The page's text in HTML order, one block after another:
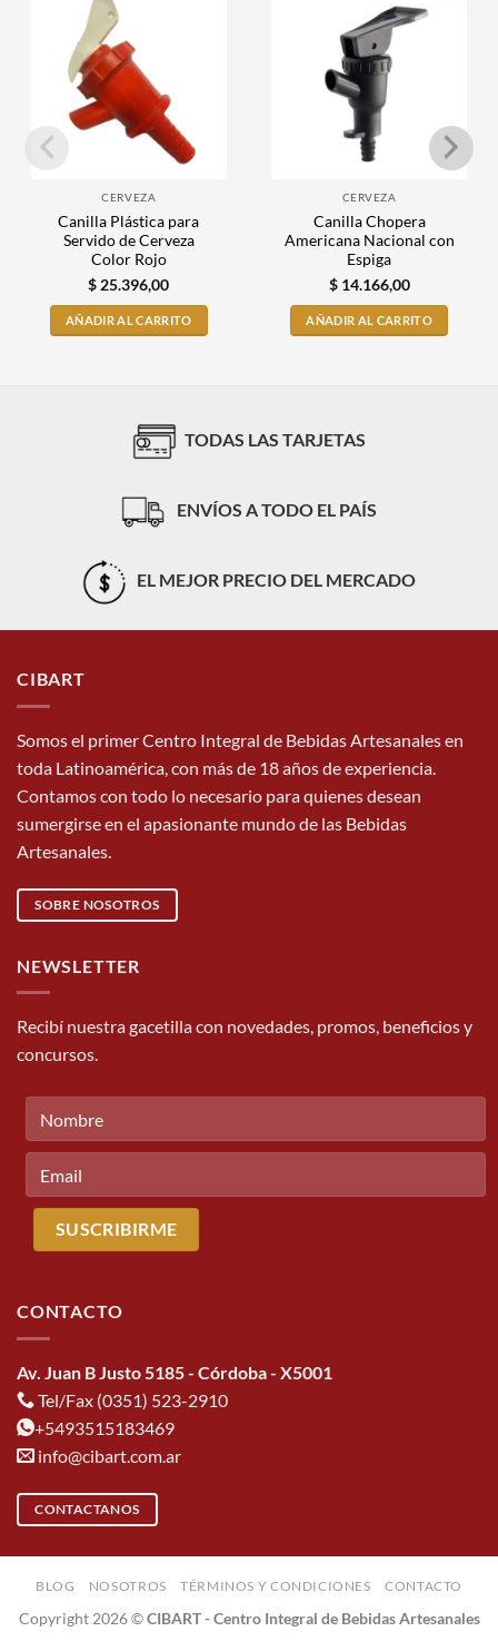
CERVEZA
Canilla Plástica para
Servido de Cerveza
Color Rojo
$25.396,00
AÑADIR AL CARRITO
CERVEZA
Canilla Chopera
Americana Nacional con
Espiga
$14.166,00
AÑADIR AL CARRITO
TODAS LAS TARJETAS
ENVÍOS A TODO EL PAÍS
EL MEJOR PRECIO DEL MERCADO
CIBART
Somos el primer Centro Integral de Bebidas Artesanales en
toda Latinoamérica, con más de 18 años de experiencia.
Contamos con todo lo necesario para quienes desean
sumergirse en el apasionante mundo de las Bebidas
Artesanales.
SOBRE NOSOTROS
NEWSLETTER
Recibí nuestra gacetilla con novedades, promos, beneficios y
concursos.
CONTACTO
Av. Juan B Justo 5185 - Córdoba - X5001
Tel/Fax (0351) 523-2910
+5493515183469
info@cibart.com.ar
CONTACTANOS
BLOG NOSOTROS TÉRMINOS Y CONDICIONES CONTACTO
Copyright 2026 ©CIBART - Centro Integral de Bebidas Artesanales